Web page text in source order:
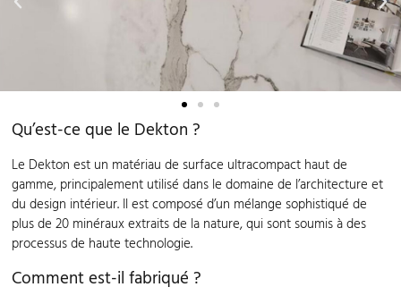
Qu’est-ce que le Dekton ?
Le Dekton est un matériau de surface ultracompact haut de
gamme, principalement utilisé dans le domaine de l’architecture et
du design intérieur. Il est composé d’un mélange sophistiqué de
plus de 20 minéraux extraits de la nature, qui sont soumis à des
processus de haute technologie.
Comment est-il fabriqué ?